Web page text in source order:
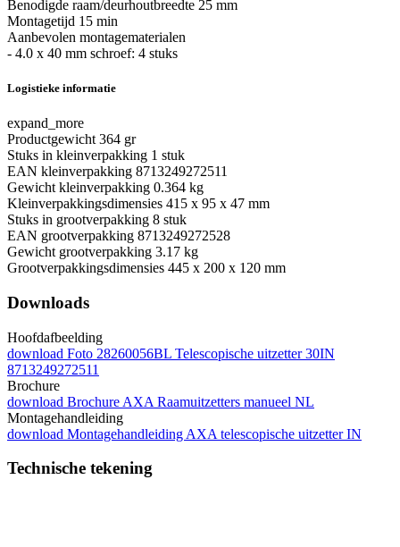
Benodigde raam/deurhoutbreedte 25 mm
Montagetijd 15 min
Aanbevolen montagematerialen
- 4.0 x 40 mm schroef: 4 stuks
Logistieke informatie
expand_more
Productgewicht 364 gr
Stuks in kleinverpakking 1 stuk
EAN kleinverpakking 8713249272511
Gewicht kleinverpakking 0.364 kg
Kleinverpakkingsdimensies 415 x 95 x 47 mm
Stuks in grootverpakking 8 stuk
EAN grootverpakking 8713249272528
Gewicht grootverpakking 3.17 kg
Grootverpakkingsdimensies 445 x 200 x 120 mm
Downloads
Hoofdafbeelding
download Foto 28260056BL Telescopische uitzetter 30IN
8713249272511
Brochure
download Brochure AXA Raamuitzetters manueel NL
Montagehandleiding
download Montagehandleiding AXA telescopische uitzetter IN
Technische tekening